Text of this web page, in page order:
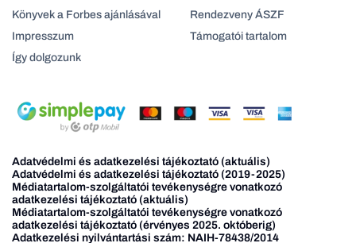
Könyvek a Forbes ajánlásával
Impresszum
Így dolgozunk
Rendezveny ÁSZF
Támogatói tartalom
Adatvédelmi és adatkezelési tájékoztató (aktuális)
Adatvédelmi és adatkezelési tájékoztató (2019-2025)
Médiatartalom-szolgáltatói tevékenységre vonatkozó
adatkezelési tájékoztató (aktuális)
Médiatartalom-szolgáltatói tevékenységre vonatkozó
adatkezelési tájékoztató (érvényes 2025. októberig)
Adatkezelési nyilvántartási szám: NAIH-78438/2014